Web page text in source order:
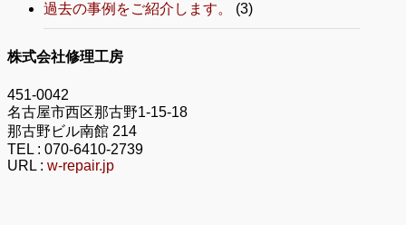
過去の事例をご紹介します。
(3)
株式会社修理工房
451-0042
名古屋市西区那古野1-15-18
那古野ビル南館 214
TEL : 070-6410-2739
URL : w-repair.jp